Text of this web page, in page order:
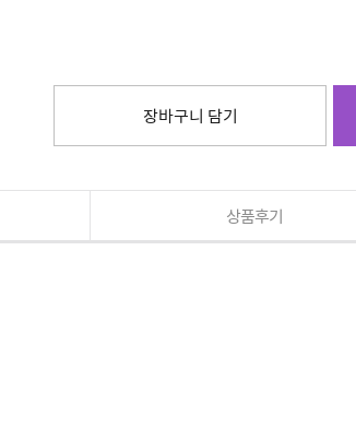
장바구니 담기
상품후기